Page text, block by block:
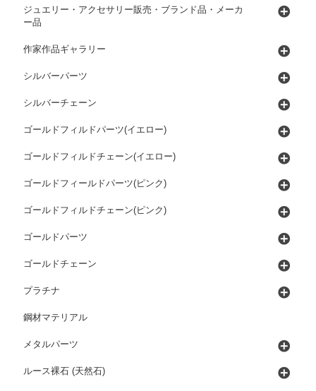
ジュエリー・アクセサリー販売・ブランド品・メーカ
ー品
作家作品ギャラリー
シルバーパーツ
シルバーチェーン
ゴールドフィルドパーツ(イエロー)
ゴールドフィルドチェーン(イエロー)
ゴールドフィールドパーツ(ピンク)
ゴールドフィルドチェーン(ピンク)
ゴールドパーツ
ゴールドチェーン
プラチナ
鋼材マテリアル
メタルパーツ
ルース裸石 (天然石)